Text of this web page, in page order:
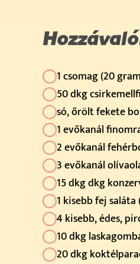
1 csomag (20
50 dkg
só, őrölt fekete
1 evőkanál
2 evőkanál
3 evőkanál
15 dkg dkg
1 kisebb fej
4 kisebb, édes,
10 dkg
20 dkg